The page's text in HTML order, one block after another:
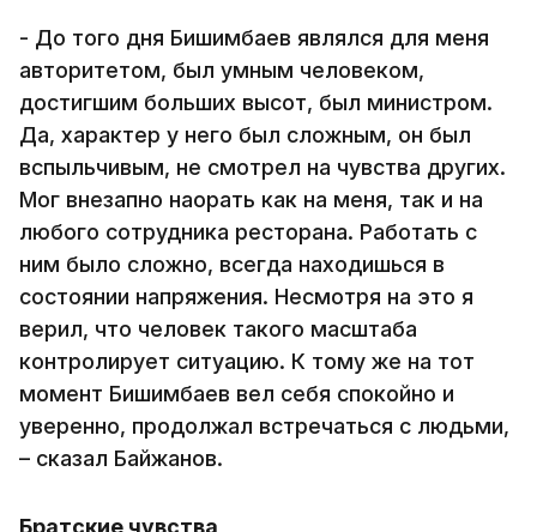
- До того дня Бишимбаев являлся для меня
авторитетом, был умным человеком,
достигшим больших высот, был министром.
Да, характер у него был сложным, он был
вспыльчивым, не смотрел на чувства других.
Мог внезапно наорать как на меня, так и на
любого сотрудника ресторана. Работать с
ним было сложно, всегда находишься в
состоянии напряжения. Несмотря на это я
верил, что человек такого масштаба
контролирует ситуацию. К тому же на тот
момент Бишимбаев вел себя спокойно и
уверенно, продолжал встречаться с людьми,
– сказал Байжанов.
Братские чувства